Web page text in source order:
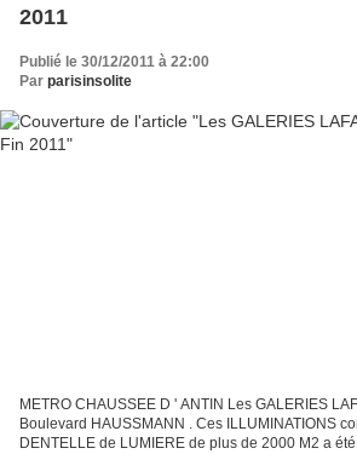
2011
Publié le 30/12/2011 à 22:00
Par parisinsolite
METRO CHAUSSEE D ' ANTIN Les GALERIES
Boulevard HAUSSMANN . Ces ILLUMINATIONS
DENTELLE de LUMIERE de plus de 2000 M2 a